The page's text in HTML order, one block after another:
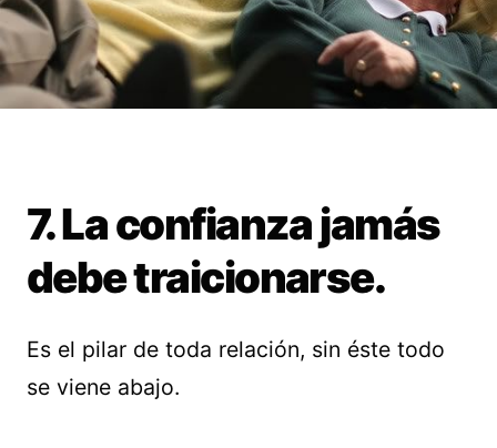
7. La confianza jamás
debe traicionarse.
Es el pilar de toda relación, sin éste todo
se viene abajo.